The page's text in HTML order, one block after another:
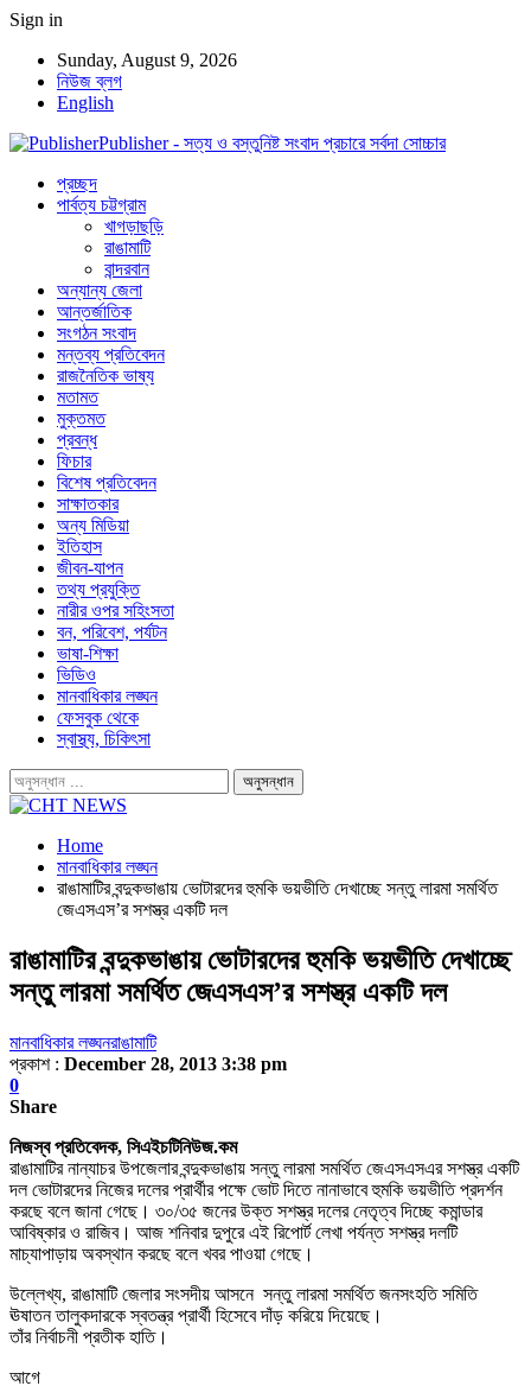
Sign in
Sunday, August 9, 2026
নিউজ ব্লগ
English
Publisher - সত্য ও বস্তুনিষ্ট সংবাদ প্রচারে সর্বদা সোচ্চার
প্রচ্ছদ
পার্বত্য চট্টগ্রাম
খাগড়াছড়ি
রাঙামাটি
বান্দরবান
অন্যান্য জেলা
আন্তর্জাতিক
সংগঠন সংবাদ
মন্তব্য প্রতিবেদন
রাজনৈতিক ভাষ্য
মতামত
মুক্তমত
প্রবন্ধ
ফিচার
বিশেষ প্রতিবেদন
সাক্ষাতকার
অন্য মিডিয়া
ইতিহাস
জীবন-যাপন
তথ্য প্রযুক্তি
নারীর ওপর সহিংসতা
বন, পরিবেশ, পর্যটন
ভাষা-শিক্ষা
ভিডিও
মানবাধিকার লঙ্ঘন
ফেসবুক থেকে
স্বাস্থ্য, চিকিৎসা
Home
মানবাধিকার লঙ্ঘন
রাঙামাটির বন্দুকভাঙায় ভোটারদের হুমকি ভয়ভীতি দেখাচ্ছে সন্তু লারমা সমর্থিত
জেএসএস’র সশস্ত্র একটি দল
রাঙামাটির বন্দুকভাঙায় ভোটারদের হুমকি ভয়ভীতি দেখাচ্ছে
সন্তু লারমা সমর্থিত জেএসএস’র সশস্ত্র একটি দল
মানবাধিকার লঙ্ঘনরাঙামাটি
প্রকাশ : December 28, 2013 3:38 pm
0
Share
নিজস্ব প্রতিবেদক, সিএইচটিনিউজ.কম
রাঙামাটির নান্যাচর উপজেলার বন্দুকভাঙায় সন্তু লারমা সমর্থিত জেএসএসএর সশস্ত্র একটি
দল ভোটারদের নিজের দলের প্রার্থীর পক্ষে ভোট দিতে নানাভাবে হুমকি ভয়ভীতি প্রদর্শন
করছে বলে জানা গেছে। ৩০/৩৫ জনের উক্ত সশস্ত্র দলের নেতৃত্ব দিচ্ছে কমান্ডার
আবিষ্কার ও রাজিব। আজ শনিবার দুপুরে এই রিপোর্ট লেখা পর্যন্ত সশস্ত্র দলটি
মাচ্যাপাড়ায় অবস্থান করছে বলে খবর পাওয়া গেছে।
উল্লেখ্য, রাঙামাটি জেলার সংসদীয় আসনে সন্তু লারমা সমর্থিত জনসংহতি সমিতি
ঊষাতন তালুকদারকে স্বতন্ত্র প্রার্থী হিসেবে দাঁড় করিয়ে দিয়েছে।
তাঁর নির্বাচনী প্রতীক হাতি।
আগে